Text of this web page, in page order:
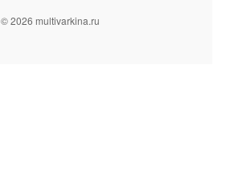
© 2026 multivarkina.ru